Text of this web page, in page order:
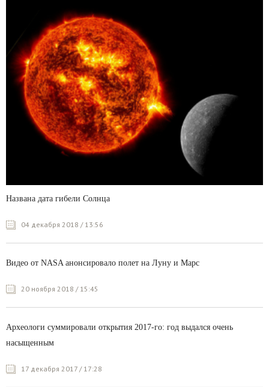
Названа дата гибели Солнца
04 декабря 2018 / 13:56
Видео от NASA анонсировало полет на Луну и Марс
20 ноября 2018 / 15:45
Археологи суммировали открытия 2017-го: год выдался очень
насыщенным
17 декабря 2017 / 17:28